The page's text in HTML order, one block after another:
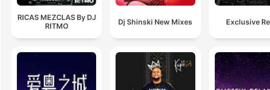
RICAS MEZCLAS By DJ
RITMO
Dj Shinski New Mixes Exclusive